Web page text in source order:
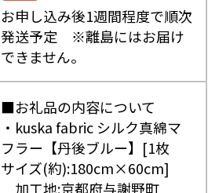
お申し込み後1週間程度で順次
発送予定 ※離島にはお届け
できません。
■お礼品の内容について
・kuska fabric シルク真綿マ
フラー【丹後ブルー】[1枚
サイズ(約):180cm×60cm]
加工地:京都府与謝野町